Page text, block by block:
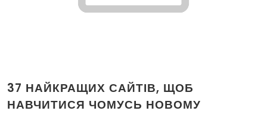
37 НАЙКРАЩИХ САЙТІВ, ЩОБ
НАВЧИТИСЯ ЧОМУСЬ НОВОМУ